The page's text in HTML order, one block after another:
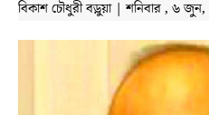
বিকাশ চৌধুরী বড়ুয়া | শনিবার , ৬ জুন,